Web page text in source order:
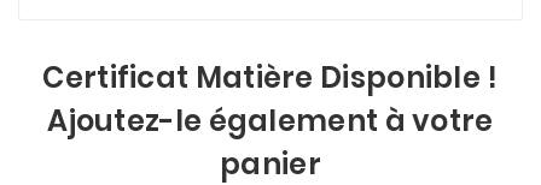
Certificat Matière Disponible !
Ajoutez-le également à votre
panier